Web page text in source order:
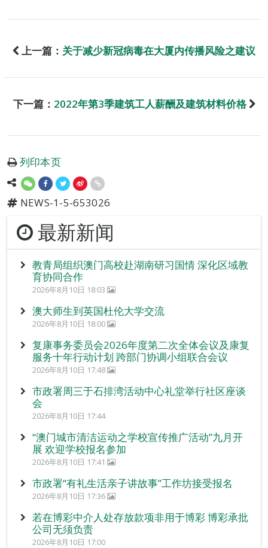
上一篇： 关于减少新冠病毒在大厦内传播风险之建议
下一篇： 2022年第3季建筑工人薪酬及建筑材料价格
列印本页
NEWS-1-5-653026
最新新闻
教青局组织澳门高校赴湖南研习国情 深化区域教
育协同合作
2026年8月10日 18:03
澳大师生到英国杜伦大学交流
2026年8月10日 18:00
复康事务委员会2026年度第二次全体会议及康复
服务十年行动计划 跨部门协调小组联合会议
2026年8月10日 17:48
市政署周三于石排湾活动中心礼堂举行社区座谈
会
2026年8月10日 17:44
“澳门城市清洁运动之学校宣传推广活动”九月开
展 欢迎学校报名参加
2026年8月10日 17:41
市政署“有礼生活亲子讲故事”工作坊接受报名
2026年8月10日 17:36
若在博彩中介人处存放款项非用于博彩 博彩承批
公司无须负责
2026年8月10日 17:00